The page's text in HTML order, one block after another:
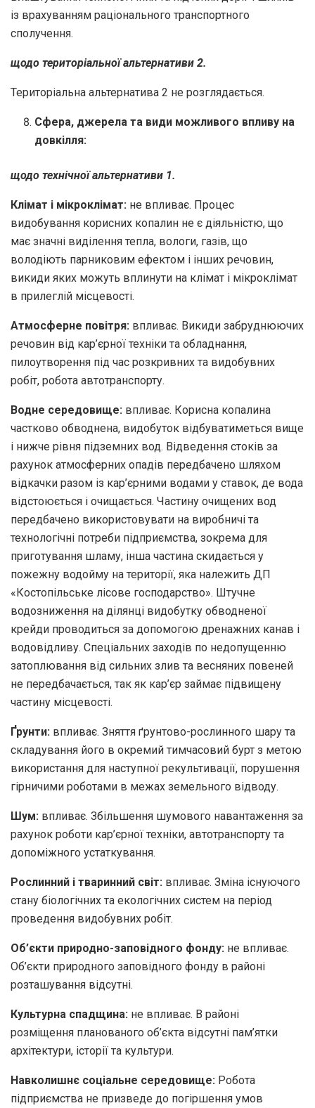
із врахуванням раціонального транспортного
сполучення.
щодо територіальної альтернативи 2.
Територіальна альтернатива 2 не розглядається.
Сфера, джерела та види можливого впливу на
довкілля:
щодо технічної альтернативи 1.
Клімат і мікроклімат: не впливає. Процес
видобування корисних копалин не є діяльністю, що
має значні виділення тепла, вологи, газів, що
володіють парниковим ефектом і інших речовин,
викиди яких можуть вплинути на клімат і мікроклімат
в прилеглій місцевості.
Атмосферне повітря: впливає. Викиди забруднюючих
речовин від кар’єрної техніки та обладнання,
пилоутворення під час розкривних та видобувних
робіт, робота автотранспорту.
Водне середовище: впливає. Корисна копалина
частково обводнена, видобуток відбуватиметься вище
і нижче рівня підземних вод. Відведення стоків за
рахунок атмосферних опадів передбачено шляхом
відкачки разом із кар’єрними водами у ставок, де вода
відстоюється і очищається. Частину очищених вод
передбачено використовувати на виробничі та
технологічні потреби підприємства, зокрема для
приготування шламу, інша частина скидається у
пожежну водойму на території, яка належить ДП
«Костопільське лісове господарство». Штучне
водозниження на ділянці видобутку обводненої
крейди проводиться за допомогою дренажних канав і
водовідливу. Спеціальних заходів по недопущенню
затоплювання від сильних злив та весняних повеней
не передбачається, так як кар’єр займає підвищену
частину місцевості.
Ґрунти: впливає. Зняття ґрунтово-рослинного шару та
складування його в окремий тимчасовий бурт з метою
використання для наступної рекультивації, порушення
гірничими роботами в межах земельного відводу.
Шум: впливає. Збільшення шумового навантаження за
рахунок роботи кар’єрної техніки, автотранспорту та
допоміжного устаткування.
Рослинний і тваринний світ: впливає. Зміна існуючого
стану біологічних та екологічних систем на період
проведення видобувних робіт.
Об’єкти природно-заповідного фонду: не впливає.
Об’єкти природного заповідного фонду в районі
розташування відсутні.
Культурна спадщина: не впливає. В районі
розміщення планованого об’єкта відсутні пам’ятки
архітектури, історії та культури.
Навколишнє соціальне середовище: Робота
підприємства не призведе до погіршення умов